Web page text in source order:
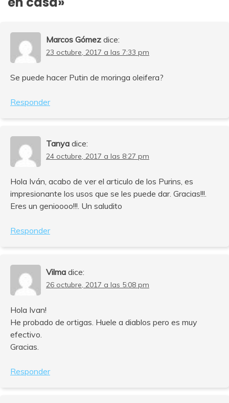
Marcos Gómez dice:
23 octubre, 2017 a las 7:33 pm
Se puede hacer Putin de moringa oleifera?
Responder
Tanya dice:
24 octubre, 2017 a las 8:27 pm
Hola Iván, acabo de ver el articulo de los Purins, es
impresionante los usos que se les puede dar. Gracias!!!.
Eres un genioooo!!!. Un saludito
Responder
Vilma dice:
26 octubre, 2017 a las 5:08 pm
Hola Ivan!
He probado de ortigas. Huele a diablos pero es muy
efectivo.
Gracias.
Responder